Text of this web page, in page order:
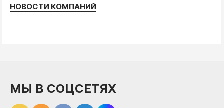
НОВОСТИ КОМПАНИЙ
МЫ В СОЦСЕТЯХ